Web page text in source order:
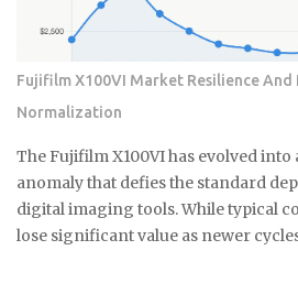
기를 유발할 수 있어서 건강에도 안 좋아
가 있는 집이라면 더 신경 써야 해요. 식초
진짜 이유 식초의 산성 성분이 곰팡이를
도로 낮아서 곰팡이가 살기 어려운 환경
는 자연 재료라 독한 화학물질 걱정도 없
거제들 성분표 보면 솔직히 무서워요. 염
질이 들어있는데, 환기가 잘 안 되는 샤워
아요. 식초는 냄새는 좀 나지만 금방 날아
없어요. 준비물은 식초, 스프레이 통, 칫솔
Fujifilm X100VI Market Resilience And
Normalization
The Fujifilm X100VI has evolved
anomaly that defies the standard
digital imaging tools. While typical
lose significant value as newer